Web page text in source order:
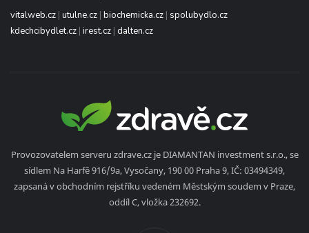
vitalweb.cz | utulne.cz | biochemicka.cz | spolubydlo.cz
kdechcibydlet.cz | irest.cz | dalten.cz
Provozovatelem serveru zdrave.cz je DIAMANTAN investment s.r.o., se
sídlem Na Harfě 916/9a, Vysočany, 190 00 Praha 9, IČ: 03494349,
zapsaná v obchodním rejstříku vedeném Městským soudem v Praze,
oddíl C, vložka 232692.